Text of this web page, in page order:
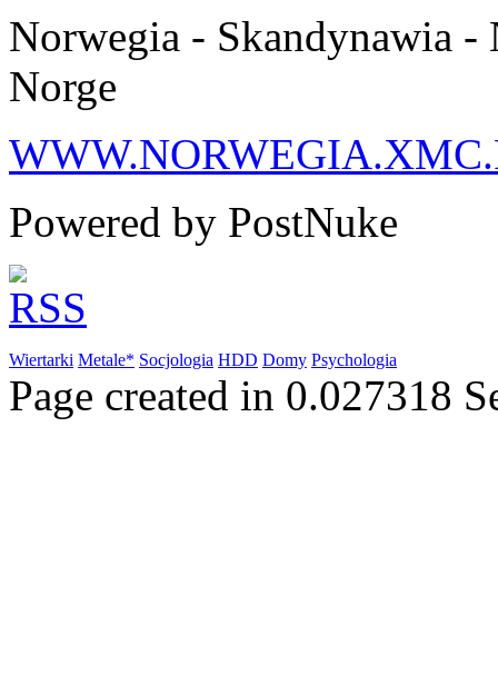
Norwegia - Skandynawia
Norge
Powered by PostNuke
Wiertarki Metale* Socjologia HDD Domy Psychologia
Page created in 0.027318